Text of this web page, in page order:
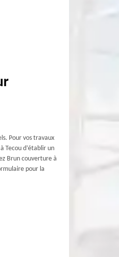
Pour vos travaux
Tecou d’établir un
Brun couverture à
pour la